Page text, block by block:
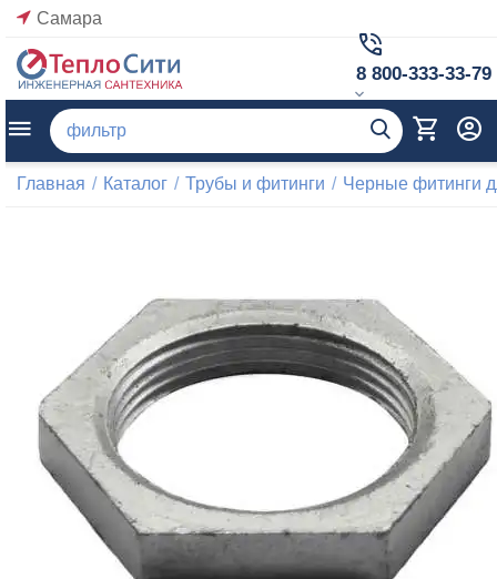
Самара
8 800-333-33-79
Главная / Каталог / Трубы и фитинги / Черные фитинги